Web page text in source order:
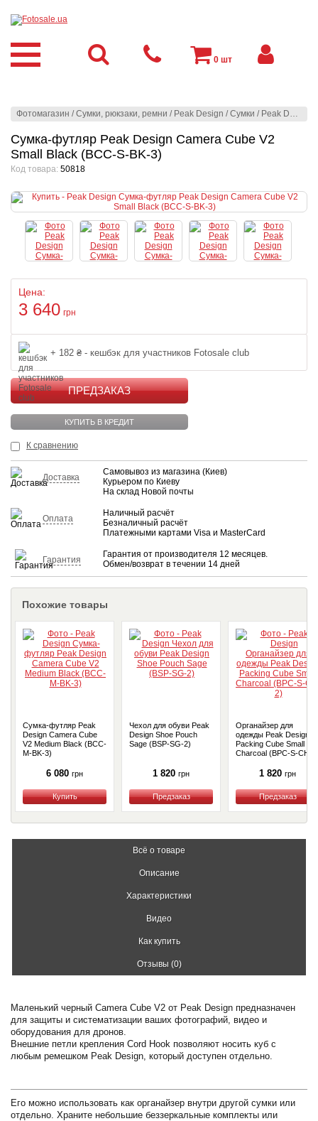
Фотомагазин /Сумки, рюкзаки, ремни / Peak Design /Сумки / Peak Design
Сумка-футляр Peak Design Camera Cube V2
Small Black (BCC-S-BK-3)
Код товара: 50818
Цена:
3 640 грн
+ 182 ₴ - кешбэк для участников Fotosale club
КУПИТЬ
КУПИТЬ В КРЕДИТ
К сравнению
Доставка
Самовывоз из магазина (Киев)
Курьером по Киеву
На склад Новой почты
Оплата
Наличный расчёт
Безналичный расчёт
Платежными картами Visa и MasterCard
Гарантия
Гарантия от производителя 12 месяцев.
Обмен/возврат в течении 14 дней
Похожие товары
Сумка-футляр Peak
Design Camera Cube
V2 Medium Black (BCC-
M-BK-3)
6 080 грн
Купить
Чехол для обуви Peak
Design Shoe Pouch
Sage (BSP-SG-2)
1 820 грн
Купить
Органайзер для
одежды Peak Design
Packing Cube Small
Charcoal (BPC-S-CH-
1 820 грн
Купить
Всё о товаре
Описание
Характеристики
Видео
Как купить
Отзывы (0)
Маленький черный Camera Cube V2 от Peak Design предназначен
для защиты и систематизации ваших фотографий, видео и
оборудования для дронов.
Внешние петли крепления Cord Hook позволяют носить куб с
любым ремешком Peak Design, который доступен отдельно.
Его можно использовать как органайзер внутри другой сумки или
отдельно. Храните небольшие беззеркальные комплекты или
0 шт